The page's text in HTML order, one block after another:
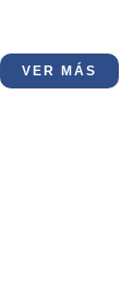
VER MÁS